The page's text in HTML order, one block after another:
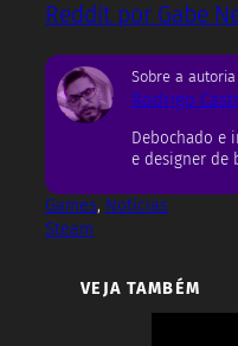
Reddit por Gabe
Sobre a
Rodrigo
Debochado e
e designer de
Games, Notícias
Steam
VEJA TAMBÉM